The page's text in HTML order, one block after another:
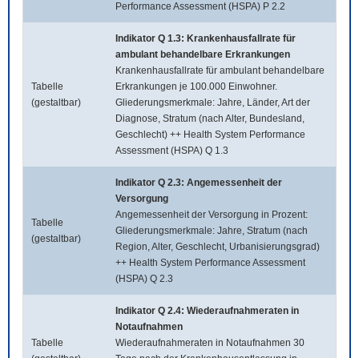
Performance Assessment (HSPA) P 2.2
Tabelle
(gestaltbar)
Indikator Q 1.3: Krankenhausfallrate für
ambulant behandelbare Erkrankungen
Krankenhausfallrate für ambulant behandelbare
Erkrankungen je 100.000 Einwohner.
Gliederungsmerkmale: Jahre, Länder, Art der
Diagnose, Stratum (nach Alter, Bundesland,
Geschlecht) ++ Health System Performance
Assessment (HSPA) Q 1.3
Tabelle
(gestaltbar)
Indikator Q 2.3: Angemessenheit der
Versorgung
Angemessenheit der Versorgung in Prozent:
Gliederungsmerkmale: Jahre, Stratum (nach
Region, Alter, Geschlecht, Urbanisierungsgrad)
++ Health System Performance Assessment
(HSPA) Q 2.3
Tabelle
Indikator Q 2.4: Wiederaufnahmeraten in
Notaufnahmen
Wiederaufnahmeraten in Notaufnahmen 30